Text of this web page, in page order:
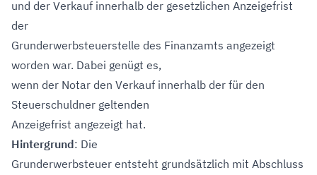
und der Verkauf innerhalb der gesetzlichen Anzeigefrist
der
Grunderwerbsteuerstelle des Finanzamts angezeigt
worden war. Dabei genügt es,
wenn der Notar den Verkauf innerhalb der für den
Steuerschuldner geltenden
Anzeigefrist angezeigt hat.
Hintergrund: Die
Grunderwerbsteuer entsteht grundsätzlich mit Abschluss